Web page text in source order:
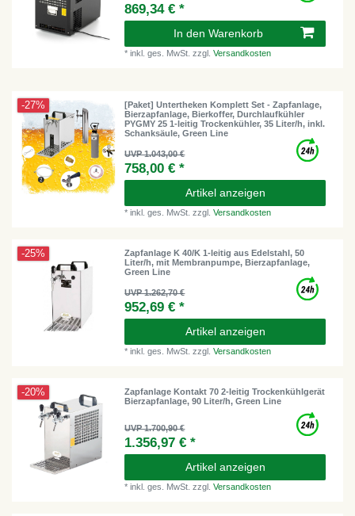
869,34 € *
In den Warenkorb
*inkl. ges. MwSt. zzgl.Versandkosten
-27%
[Paket] Untertheken Komplett Set - Zapfanlage,
Bierzapfanlage, Bierkoffer, Durchlaufkühler
PYGMY 25 1-leitig Trockenkühler, 35 Liter/h, inkl.
Schanksäule, Green Line
UVP 1.043,00 €
758,00 € *
Artikel anzeigen
*inkl. ges. MwSt. zzgl.Versandkosten
-25%
Zapfanlage K 40/K 1-leitig aus Edelstahl, 50
Liter/h, mit Membranpumpe, Bierzapfanlage,
Green Line
UVP 1.262,70 €
952,69 € *
Artikel anzeigen
*inkl. ges. MwSt. zzgl.Versandkosten
-20%
Zapfanlage Kontakt 70 2-leitig Trockenkühlgerät
Bierzapfanlage, 90 Liter/h, Green Line
UVP 1.700,90 €
1.356,97 € *
Artikel anzeigen
*inkl. ges. MwSt. zzgl.Versandkosten